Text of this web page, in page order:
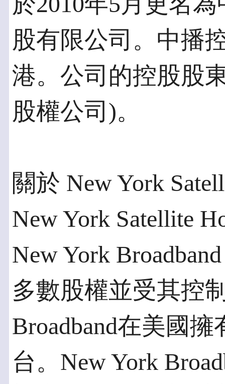
股有限公司。中播
港。公司的控股股
股權公司)。
關於 New York
New York Satellite
New York
多數股權並受其控
Broadband在美國
台。New York